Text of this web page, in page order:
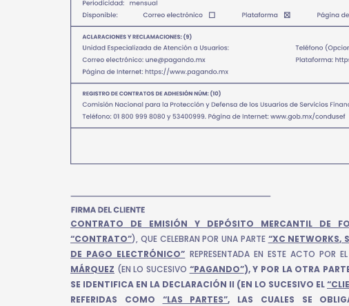
CONTRATO DE EMISIÓN Y DEPÓSITO MERCANTIL DE
“CONTRATO”), QUE CELEBRAN POR UNA PARTE “XC NETWORKS,
DE PAGO ELECTRÓNICO” REPRESENTADA EN ESTE ACTO POR
MÁRQUEZ (EN LO SUCESIVO “PAGANDO”), Y POR LA OTRA
SE IDENTIFICA EN LA DECLARACIÓN II (EN LO SUCESIVO EL
REFERIDAS COMO “LAS PARTES”, LAS CUALES SE